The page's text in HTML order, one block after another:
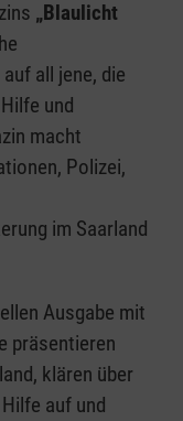
„Blaulicht
all jene, die
und
macht
Polizei,
im Saarland
Ausgabe mit
präsentieren
klären über
auf und